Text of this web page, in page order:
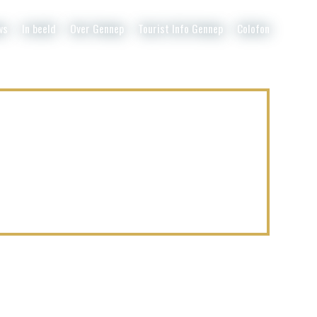
In beeld Over Gennep Tourist Info Gennep Colofon